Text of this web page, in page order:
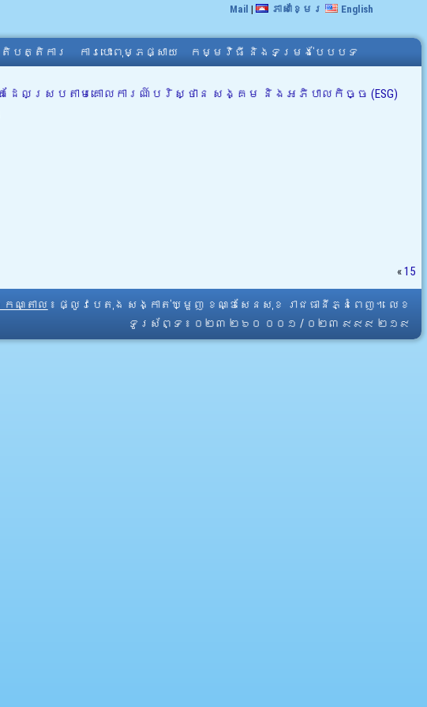
Mail | ភាសាខ្មែរ English
បត្តិការ ការបោះពុម្ភផ្សាយ កម្មវិធី និងទម្រង់បែបបទ
ែលស្របតាមគោលការណ៍បរិស្ថាន សង្គម និងអភិបាលកិច្ច (ESG)
«15
កណ្តាល ៖ ផ្លូវបេតុង សង្កាត់ឃ្មួញ ខណ្ឌសែនសុខ រាជធានីភ្នំពេញ។ លេខ
ទូរស័ព្ទ ៖ ០២៣ ២៦០ ០០១ / ០២៣ ៩៩៩ ២១៩